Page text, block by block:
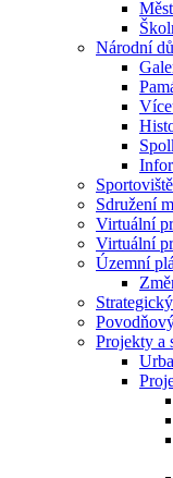
Národní
Sportoviště
Sdružení
Virtuální
Virtuální
Územní
Projekty a